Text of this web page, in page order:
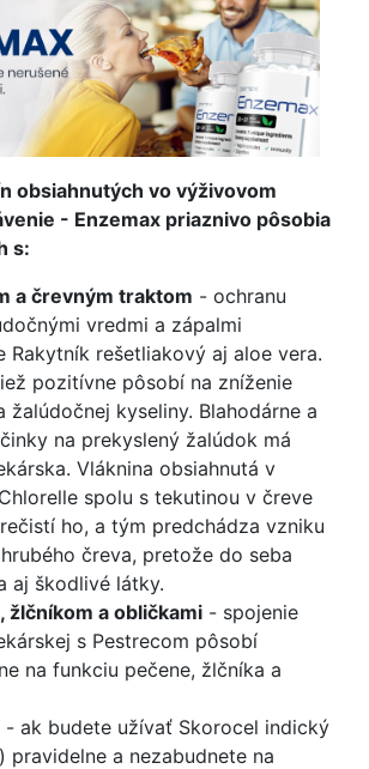
obsiahnutých vo výživovom
- Enzemax priaznivo pôsobia
s:
a črevným traktom - ochranu
vredmi a zápalmi
Rakytník rešetliakový aj aloe vera.
pozitívne pôsobí na zníženie
žalúdočnej kyseliny. Blahodárne a
na prekyslený žalúdok má
Vláknina obsiahnutá v
spolu s tekutinou v čreve
ho, a tým predchádza vzniku
čreva, pretože do seba
aj škodlivé látky.
žlčníkom a obličkami - spojenie
s Pestrecom pôsobí
na funkciu pečene, žlčníka a
- ak budete užívať Skorocel indický
pravidelne a nezabudnete na